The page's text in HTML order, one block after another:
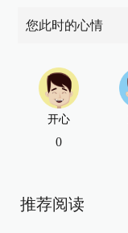
您此时的心情
开心
0
推荐阅读